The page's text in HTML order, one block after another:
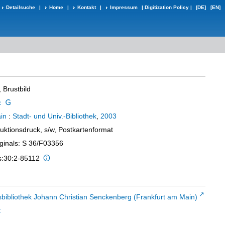
Detailsuche | Home | Kontakt | Impressum | Digitization Policy | [DE] [EN]
Brustbild
: Stadt- und Univ.-Bibliothek 2003
s/w, Postkartenformat
S 36/F03356
85112
Johann Christian Senckenberg (Frankfurt am Main)